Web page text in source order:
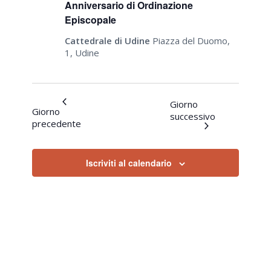
Anniversario di Ordinazione
Episcopale
Cattedrale di Udine Piazza del Duomo,
1, Udine
Giorno
precedente
Giorno
successivo
Iscriviti al calendario